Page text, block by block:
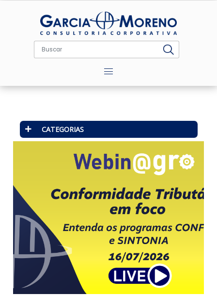
CATEGORIAS